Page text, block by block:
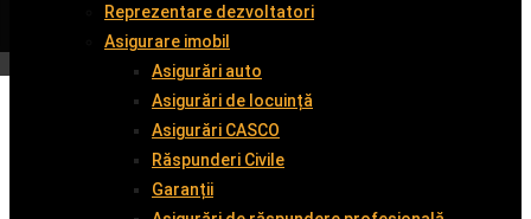
Reprezentare dezvoltatori
Asigurare imobil
Asigurări auto
Asigurări de locuință
Asigurări CASCO
Răspunderi Civile
Garanții